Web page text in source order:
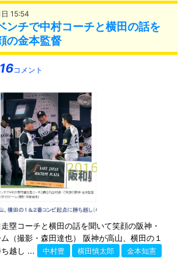
15:54
ンチで中村コーチと横田の話を
の金本監督
16コメント
塁コーチと横田の話を聞いて笑顔の阪神・
（撮影・森田達也） 阪神が高山、横田の１
越し ...
中村豊 横田慎太郎 金本知憲